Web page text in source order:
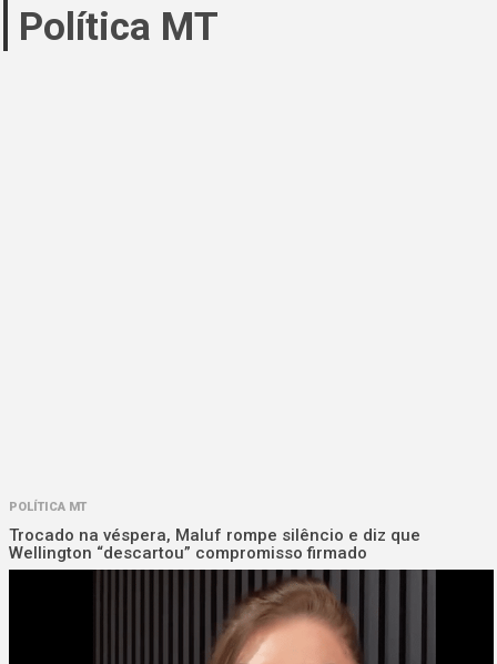
Política MT
POLÍTICA MT
Trocado na véspera, Maluf rompe silêncio e diz que
Wellington “descartou” compromisso firmado